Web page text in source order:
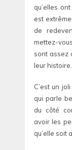
qu’elles
est
de
mettez-
sont assez
leur histoire.
C’est un
qui parle
du côté
avoir les
qu’elle soit